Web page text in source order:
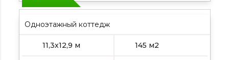
Одноэтажный коттедж
11,3х12,9 м 145 м2